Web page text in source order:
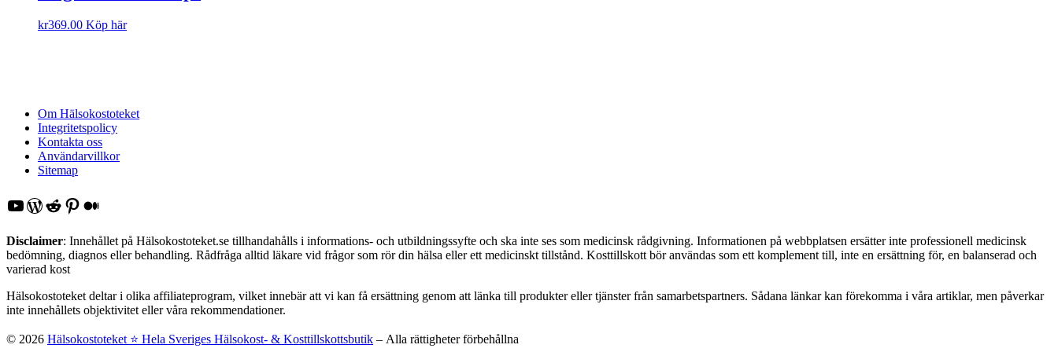
kr369.00 Köp här
Om Hälsokostoteket
Integritetspolicy
Kontakta oss
Användarvillkor
Sitemap
YouTube
WordPress
Reddit
Pinterest
Medium
Disclaimer: Innehållet på Hälsokostoteket.se tillhandahålls i informations- och utbildningssyfte och ska inte ses som medicinsk rådgivning. Informationen på webbplatsen ersätter inte professionell medicinsk
bedömning, diagnos eller behandling. Rådfråga alltid läkare vid frågor som rör din hälsa eller ett medicinskt tillstånd. Kosttillskott bör användas som ett komplement till, inte en ersättning för, en balanserad och
varierad kost
Hälsokostoteket deltar i olika affiliateprogram, vilket innebär att vi kan få ersättning genom att länka till produkter eller tjänster från samarbetspartners. Sådana länkar kan förekomma i våra artiklar, men påverkar
inte innehållets objektivitet eller våra rekommendationer.
© 2026 Hälsokostoteket ⭐️ Hela Sveriges Hälsokost- & Kosttillskottsbutik – Alla rättigheter förbehållna